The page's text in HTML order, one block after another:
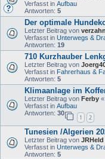
Verfasst in Aufbau
Antworten: 5
Der optimale
Letzter Beitrag von
Verfasst in Unterwegs &
Antworten: 19
710 Kurzhauber
Letzter Beitrag von
Verfasst in Fahrerhaus &
Antworten: 5
Klimaanlage im
Letzter Beitrag von Ferby «
Verfasst in Aufbau
Antworten: 30
1 2
Tunesien /Algerien
Letzter Beitrag von JRHeld
Verfasst in Unterwegs &
Antworten: 5